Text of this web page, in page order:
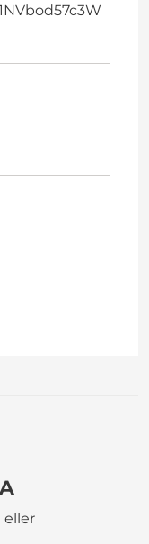
eller